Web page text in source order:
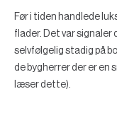
Før i tiden handlede
flader. Det var signaler
selvfølgelig stadig på
de bygherrer der er en
læser dette).